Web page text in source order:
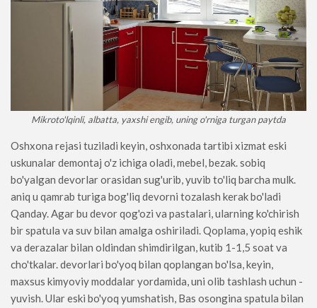
Mikroto'lqinli, albatta, yaxshi engib, uning o'rniga turgan paytda
Oshxona rejasi tuziladi keyin, oshxonada tartibi xizmat eski
uskunalar demontaj o'z ichiga oladi, mebel, bezak. sobiq
bo'yalgan devorlar orasidan sug'urib, yuvib to'liq barcha mulk.
aniq u qamrab turiga bog'liq devorni tozalash kerak bo'ladi
Qanday. Agar bu devor qog'ozi va pastalari, ularning ko'chirish
bir spatula va suv bilan amalga oshiriladi. Qoplama, yopiq eshik
va derazalar bilan oldindan shimdirilgan, kutib 1-1,5 soat va
cho'tkalar. devorlari bo'yoq bilan qoplangan bo'lsa, keyin,
maxsus kimyoviy moddalar yordamida, uni olib tashlash uchun -
yuvish. Ular eski bo'yoq yumshatish, Bas osongina spatula bilan